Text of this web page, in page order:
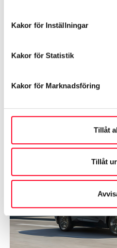
Kakor för Inställningar
Kakor för Statistik
Kakor för Marknadsföring
Tillåt
Tillåt
Service & vägassistans
1.500 mil/år
Se alla Toyota